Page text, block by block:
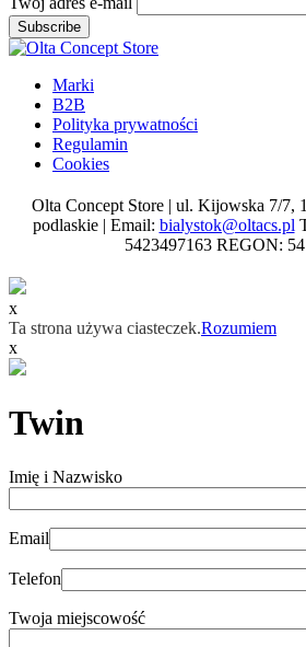
Subscribe
Marki
B2B
Polityka prywatności
Regulamin
Cookies
Olta Concept Store | ul. Kijowska 7/7,
podlaskie | Email: bialystok@oltacs.pl
5423497163 REGON:
x
Ta strona używa ciasteczek.Rozumiem
x
Twin
Imię i Nazwisko
Email
Telefon
Twoja miejscowość